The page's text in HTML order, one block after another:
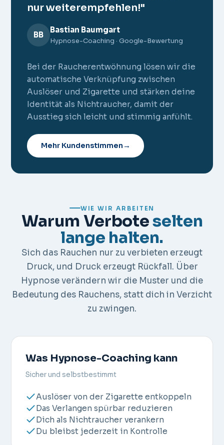
nur weiterempfehlen!"
BB
Bastian Baumgart
Hypnose-Coaching · Google-Bewertung
Bei der Raucherentwöhnung lösen wir die
automatische Verknüpfung zwischen
Auslöser und Zigarette und stärken deine
Identität als Nichtraucher, damit der
Ausstieg sich leicht und stimmig anfühlt.
Mehr Kundenstimmen →
WIE WIR ARBEITEN
Warum Verboteselten
lange halten.
Sich das Rauchen nur zu verbieten erzeugt
Druck, und Druck erzeugt Rückfall. Über
Hypnose verändern wir die Muster und die
Bedeutung des Rauchens, statt dich in Verzicht
zu zwingen.
Was Hypnose-Coaching kann
Sicher und selbstbestimmt
Auslöser von der Zigarette entkoppeln
Das Verlangen spürbar reduzieren
Dich als Nichtraucher verankern
Du bleibst jederzeit in Kontrolle